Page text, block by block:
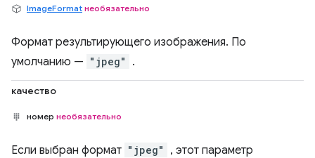
ImageFormat необязательно
Формат результирующего изображения. По
умолчанию — "jpeg" .
качество
номер необязательно
Если выбран формат "jpeg"
, этот параметр